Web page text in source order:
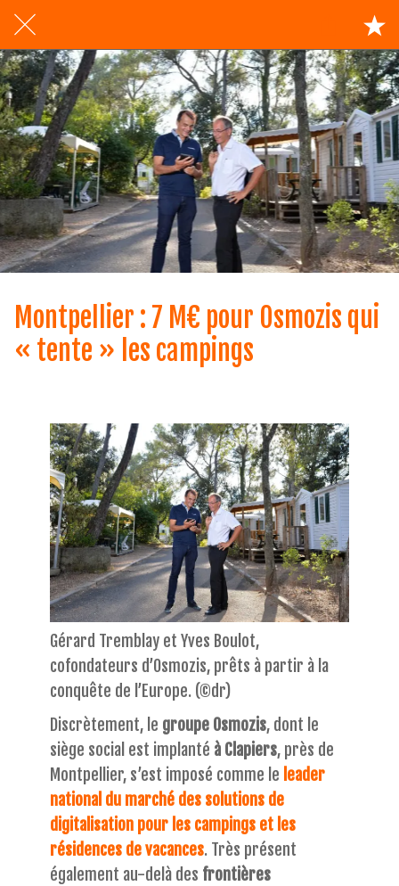
Montpellier : 7 M€ pour Osmozis qui
« tente » les campings
Gérard Tremblay et Yves Boulot,
cofondateurs d’Osmozis, prêts à partir à la
conquête de l’Europe. (©dr)
Discrètement, le groupe Osmozis, dont le
siège social est implanté à Clapiers, près de
Montpellier, s’est imposé comme le leader
national du marché des solutions de
digitalisation pour les campings et les
résidences de vacances. Très présent
également au-delà des frontières